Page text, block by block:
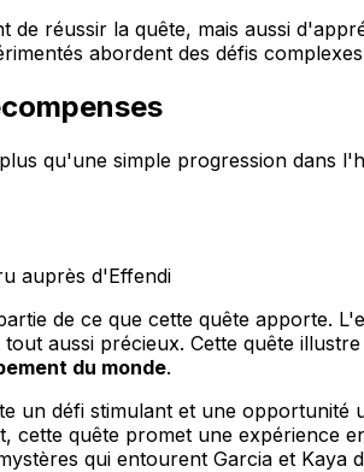
de réussir la quête, mais aussi
abordent des défis
qu'une simple progression dans
auprès d'Effendi
de ce que cette quête apporte.
aussi précieux. Cette quête
du monde.
un défi stimulant et une
quête promet une expérience
qui entourent Garcia et Kaya